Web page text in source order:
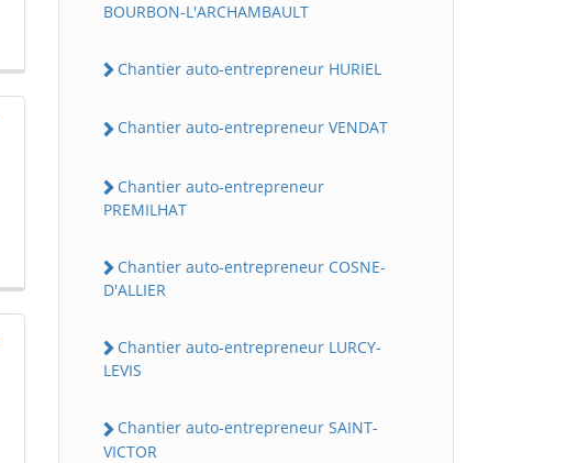
BOURBON-L'ARCHAMBAULT
Chantier auto-entrepreneur HURIEL
Chantier auto-entrepreneur VENDAT
Chantier auto-entrepreneur
PREMILHAT
Chantier auto-entrepreneur COSNE-
D'ALLIER
Chantier auto-entrepreneur LURCY-
LEVIS
Chantier auto-entrepreneur SAINT-
VICTOR